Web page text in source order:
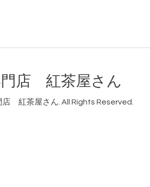
門店 紅茶屋さん
店 紅茶屋さん. All Rights Reserved.